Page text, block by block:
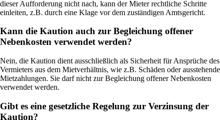
dieser Aufforderung nicht nach, kann der Mieter rechtliche Schritte
einleiten, z.B. durch eine Klage vor dem zuständigen Amtsgericht.
Kann die Kaution auch zur Begleichung offener
Nebenkosten verwendet werden?
Nein, die Kaution dient ausschließlich als Sicherheit für Ansprüche des
Vermieters aus dem Mietverhältnis, wie z.B. Schäden oder ausstehende
Mietzahlungen. Sie darf nicht zur Begleichung offener Nebenkosten
verwendet werden.
Gibt es eine gesetzliche Regelung zur Verzinsung der
Kaution?